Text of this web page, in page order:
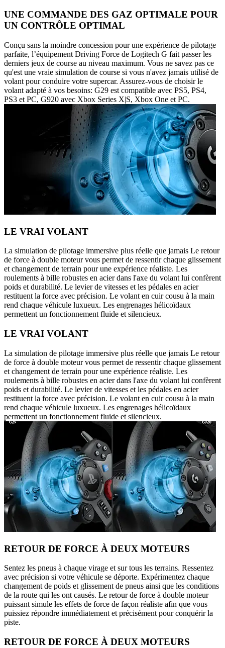
UNE COMMANDE DES GAZ OPTIMALE POUR
UN CONTRÔLE OPTIMAL
Conçu sans la moindre concession pour une expérience de pilotage
parfaite, l’équipement Driving Force de Logitech G fait passer les
derniers jeux de course au niveau maximum. Vous ne savez pas ce
qu'est une vraie simulation de course si vous n'avez jamais utilisé de
volant pour conduire votre supercar. Assurez-vous de choisir le
volant adapté à vos besoins: G29 est compatible avec PS5, PS4,
PS3 et PC, G920 avec Xbox Series X|S, Xbox One et PC.
LE VRAI VOLANT
La simulation de pilotage immersive plus réelle que jamais Le retour
de force à double moteur vous permet de ressentir chaque glissement
et changement de terrain pour une expérience réaliste. Les
roulements à bille robustes en acier dans l'axe du volant lui confèrent
poids et durabilité. Le levier de vitesses et les pédales en acier
restituent la force avec précision. Le volant en cuir cousu à la main
rend chaque véhicule luxueux. Les engrenages hélicoïdaux
permettent un fonctionnement fluide et silencieux.
LE VRAI VOLANT
La simulation de pilotage immersive plus réelle que jamais Le retour
de force à double moteur vous permet de ressentir chaque glissement
et changement de terrain pour une expérience réaliste. Les
roulements à bille robustes en acier dans l'axe du volant lui confèrent
poids et durabilité. Le levier de vitesses et les pédales en acier
restituent la force avec précision. Le volant en cuir cousu à la main
rend chaque véhicule luxueux. Les engrenages hélicoïdaux
permettent un fonctionnement fluide et silencieux.
RETOUR DE FORCE À DEUX MOTEURS
Sentez les pneus à chaque virage et sur tous les terrains. Ressentez
avec précision si votre véhicule se déporte. Expérimentez chaque
changement de poids et glissement de pneus ainsi que les conditions
de la route qui les ont causés. Le retour de force à double moteur
puissant simule les effets de force de façon réaliste afin que vous
puissiez répondre immédiatement et précisément pour conquérir la
piste.
RETOUR DE FORCE À DEUX MOTEURS